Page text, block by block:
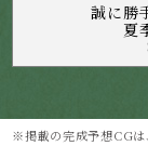
誠に勝
夏
※掲載の完成予想CGは